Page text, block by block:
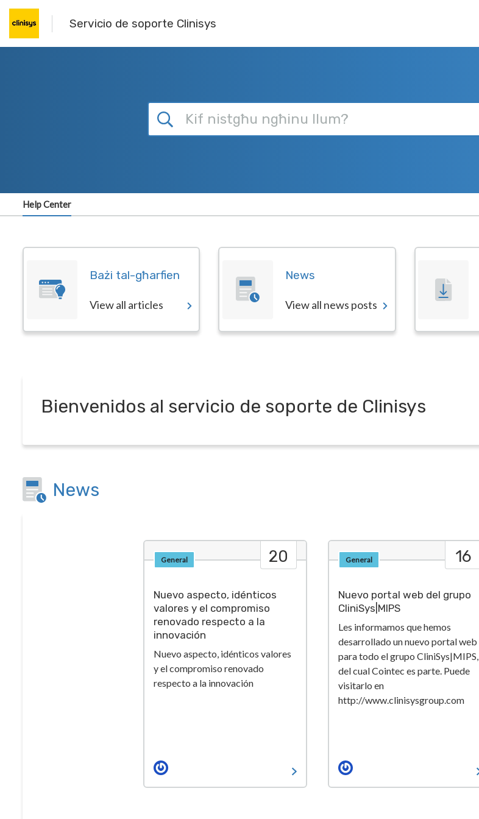
Skip to main content
Servicio de soporte Clinisys
Help Center
Bażi tal-għarfien
View all articles
News
View all news posts
Bienvenidos al servicio de soporte de Clinisys
News
20
General
Nuevo aspecto, idénticos
valores y el compromiso
renovado respecto a la
innovación
Nuevo aspecto, idénticos valores
y el compromiso renovado
respecto a la innovación
16
General
Nuevo portal web del grupo
CliniSys|MIPS
Les informamos que hemos
desarrollado un nuevo portal web
para todo el grupo CliniSys|MIPS,
del cual Cointec es parte. Puede
visitarlo en
http://www.clinisysgroup.com